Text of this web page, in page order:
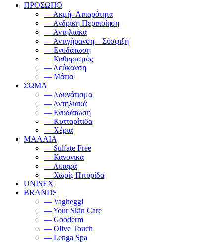
ΠΡΟΣΩΠΟ
— Ακμή- Λιπαρότητα
— Ανδρική Περιποίηση
— Αντηλιακά
— Αντιγήρανση – Σύσφιξη
— Ενυδάτωση
— Καθαρισμός
— Λεύκανση
— Μάτια
ΣΩΜΑ
— Αδυνάτισμα
— Αντηλιακά
— Ενυδάτωση
— Κυτταρίτιδα
— Χέρια
ΜΑΛΛΙΑ
— Sulfate Free
— Κανονικά
— Λιπαρά
— Χωρίς Πιτυρίδα
UNISEX
BRANDS
— Vagheggi
— Your Skin Care
— Gooderm
— Olive Touch
— Lenga Spa